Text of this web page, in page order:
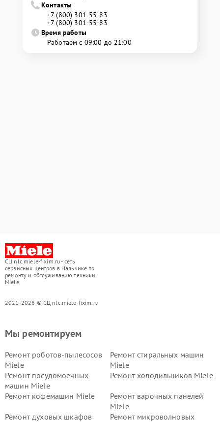
Контакты
+7 (800) 301-55-83
+7 (800) 301-55-83
Время работы
Работаем с 09:00 до 21:00
СЦ nlc.miele-fixim.ru - сеть
сервисных центров в Нальчике по
ремонту и обслуживанию техники
Miele
2021-2026 © СЦ nlc.miele-fixim.ru
Мы ремонтируем
Ремонт роботов-пылесосов
Miele
Ремонт стиральных машин
Miele
Ремонт посудомоечных
машин Miele
Ремонт холодильников Miele
Ремонт кофемашин Miele
Ремонт варочных панелей
Miele
Ремонт духовых шкафов
Ремонт микроволновых